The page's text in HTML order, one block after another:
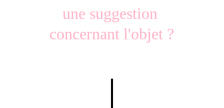
une suggestion
concernant l'objet ?